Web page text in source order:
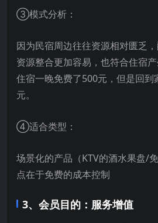
③模式分析：
因为民宿周边往往资源相对匮乏
资源整合更加容易，也符合住宿产
住宿一晚免费了500元，但是回
元。
④适合类型：
场景化的产品（KTV的酒水果盘/
点在于免费的成本控制
3、会员目的：服务增值